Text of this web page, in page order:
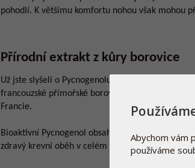
pohodlí. K většímu komfortu nohou však mohou
Přírodní extrakt z kůry borovice
Už jste slyšeli o Pycnogenolu? Jde o unikátní
francouzské přímořské borovice (Pinus pinaster),
Francie.
Bioaktivní Pycnogenol obsahuje účinné rostlinné
zdravý krevní oběh v celém těle - včetně dolních
Abychom vám
používáme